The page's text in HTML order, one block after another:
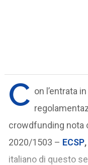
C on l’entrata
crowdfunding nota
2020/1503 – ECSP,
italiano di questo